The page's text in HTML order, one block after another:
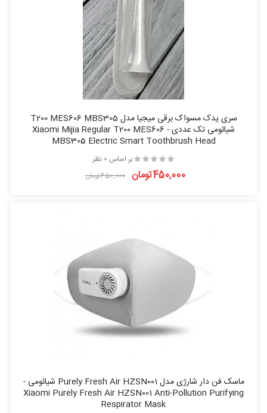
سری یدک مسواک برقی میجیا مدل T200 MES606 MBS305
شیائومی تک عددی - Xiaomi Mijia Regular T200 MES606
MBS305 Electric Smart Toothbrush Head
بر اساس 0 نظر
450,000تومان 650,000تومان
ماسک فن دار شارژی مدل Purely Fresh Air HZSN001 شیائومی -
Xiaomi Purely Fresh Air HZSN001 Anti-Pollution Purifying
Respirator Mask